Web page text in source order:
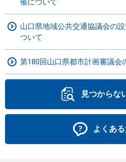
催について
山口県地域公共交通協議会の
ついて
第180回山口県都市計画審議会
見つからな
よくあ